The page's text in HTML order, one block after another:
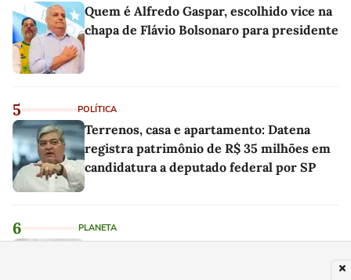
Quem é Alfredo Gaspar, escolhido vice na
chapa de Flávio Bolsonaro para presidente
5 POLÍTICA
Terrenos, casa e apartamento: Datena
registra patrimônio de R$ 35 milhões em
candidatura a deputado federal por SP
6 PLANETA
Costa Rica com 12.000 toneladas de cascas